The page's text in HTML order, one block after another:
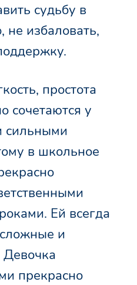
судьбу в
не избаловать,
простота
сочетаются у
сильными
в школьное
Ей всегда
и
прекрасно